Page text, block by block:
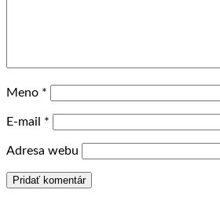
Meno *
E-mail *
Adresa webu